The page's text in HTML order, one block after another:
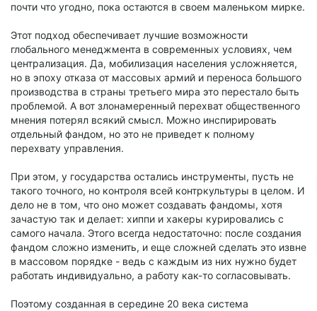
почти что угодно, пока остаются в своем маленьком мирке.
Этот подход обеспечивает лучшие возможности
глобального менеджмента в современных условиях, чем
централизация. Да, мобилизация населения усложняется,
но в эпоху отказа от массовых армий и переноса большого
производства в страны третьего мира это перестало быть
проблемой. А вот злонамеренный перехват общественного
мнения потерял всякий смысл. Можно инспирировать
отдельный фандом, но это не приведет к полному
перехвату управления.
При этом, у государства остались инструменты, пусть не
такого точного, но контроля всей контркультуры в целом. И
дело не в том, что оно может создавать фандомы, хотя
зачастую так и делает: хиппи и хакеры курировались с
самого начала. Этого всегда недостаточно: после создания
фандом сложно изменить, и еще сложней сделать это извне
в массовом порядке - ведь с каждым из них нужно будет
работать индивидуально, а работу как-то согласовывать.
Поэтому созданная в середине 20 века система